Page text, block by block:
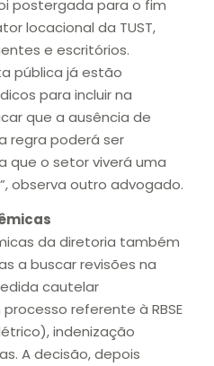
postergada para o fim
locacional da TUST,
e escritórios.
pública já estão
para incluir na
que a ausência de
regra poderá ser
que o setor viverá uma
observa outro advogado.
da diretoria também
a buscar revisões na
cautelar
referente à RBSE
indenização
A decisão, depois